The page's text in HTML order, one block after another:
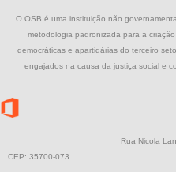
O OSB é uma instituição não
metodologia padronizada para a
democráticas e apartidárias do terceiro
engajados na causa da justiça social e
Rua Nicola
CEP: 35700-073